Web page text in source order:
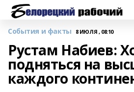
События и факты 8 ИЮЛЯ , 08:10
Рустам Набиев:
подняться на
каждого